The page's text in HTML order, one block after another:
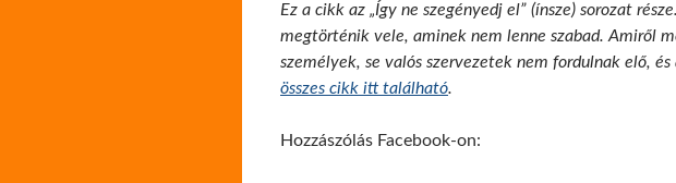
Ez a cikk az „Így ne szegényedj el” (ínsze) sorozat
megtörténik vele, aminek nem lenne szabad. Amiről
személyek, se valós szervezetek nem fordulnak elő,
összes cikk itt található.
Hozzászólás Facebook-on: